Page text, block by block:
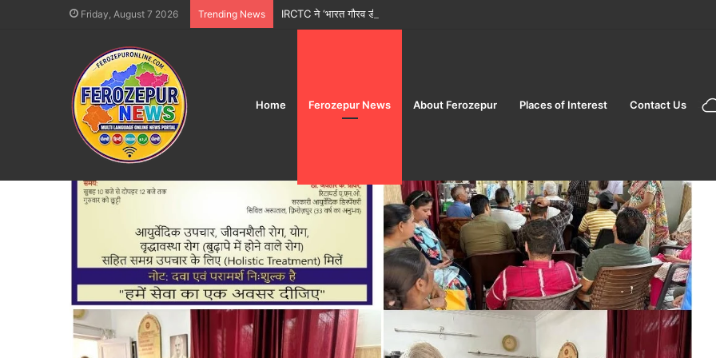
Friday, August 7 2026 Trending News IRCTC ने ‘भारत गौरव डीलक्स AC टूरिस्ट ट्रेन’ पर शानदार ‘सप्त ज्योतिर्लिंग महायात्रा’ शुरू करने की घोषणा की
Home Ferozepur News About Ferozepur Places of Interest Contact Us